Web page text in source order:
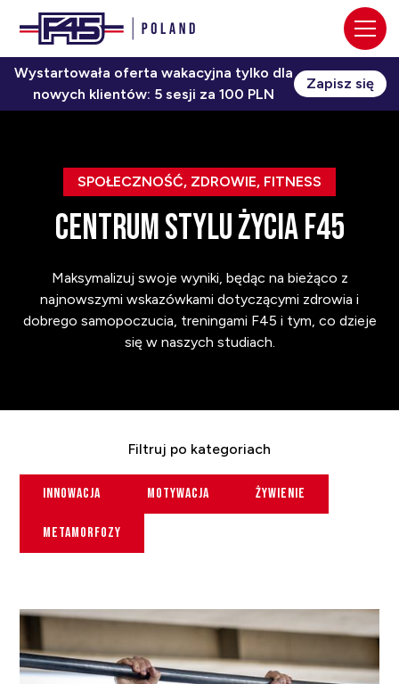
Wystartowała oferta wakacyjna tylko dla
nowych klientów: 5 sesji za 100 PLN
Zapisz się
SPOŁECZNOŚĆ, ZDROWIE, FITNESS
centrum stylu życia f45
Maksymalizuj swoje wyniki, będąc na bieżąco z
najnowszymi wskazówkami dotyczącymi zdrowia i
dobrego samopoczucia, treningami F45 i tym, co dzieje
się w naszych studiach.
Filtruj po kategoriach
Innowacja Motywacja Żywienie
Metamorfozy